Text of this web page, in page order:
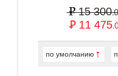
15 300
11 475
по умолчанию